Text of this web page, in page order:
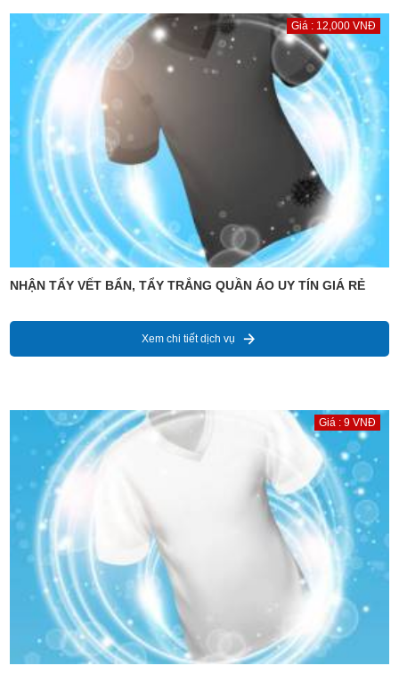
Giá : 12,000 VNĐ
NHẬN TẨY VẾT BẨN, TẨY TRẮNG QUẦN ÁO UY TÍN GIÁ RẺ
Xem chi tiết dịch vụ
Giá : 9 VNĐ